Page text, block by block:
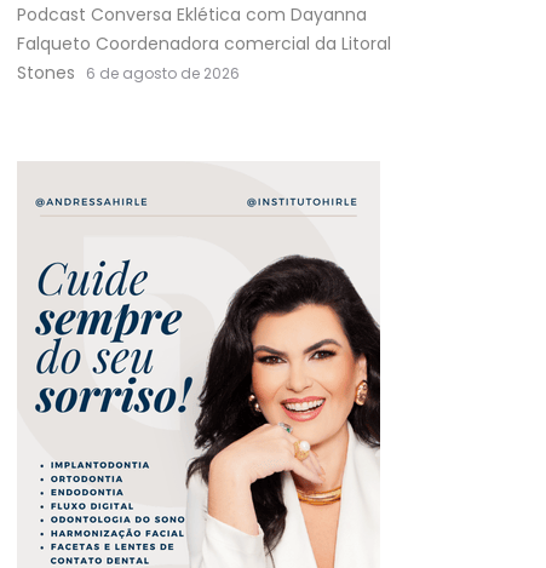
Podcast Conversa Eklética com Dayanna
Falqueto Coordenadora comercial da Litoral
Stones
6 de agosto de 2026